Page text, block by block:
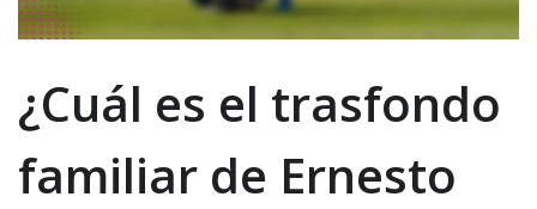
¿Cuál es el trasfondo
familiar de Ernesto